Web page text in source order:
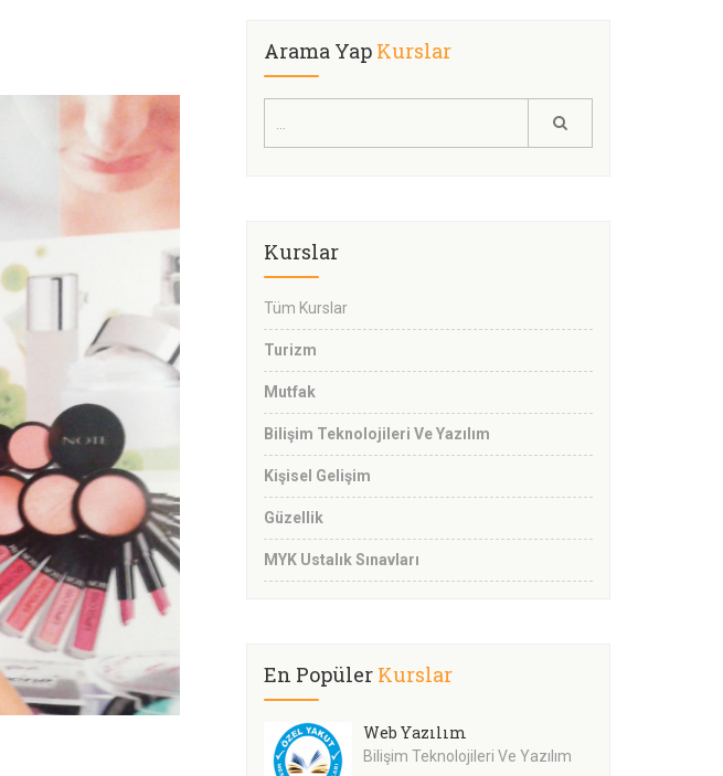
Arama Yap Kurslar
Kurslar
Tüm Kurslar
Turizm
Mutfak
Bilişim Teknolojileri Ve Yazılım
Kişisel Gelişim
Güzellik
MYK Ustalık Sınavları
En Popüler Kurslar
Web Yazılım
Bilişim Teknolojileri Ve Yazılım